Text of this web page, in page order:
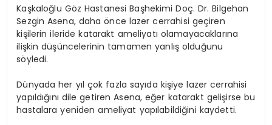
Kaşkaloğlu Göz Hastanesi Başhekimi Doç. Dr. Bilgehan
Sezgin Asena, daha önce lazer cerrahisi geçiren
kişilerin ileride katarakt ameliyatı olamayacaklarına
ilişkin düşüncelerinin tamamen yanlış olduğunu
söyledi.
Dünyada her yıl çok fazla sayıda kişiye lazer cerrahisi
yapıldığını dile getiren Asena, eğer katarakt gelişirse bu
hastalara yeniden ameliyat yapılabildiğini kaydetti.